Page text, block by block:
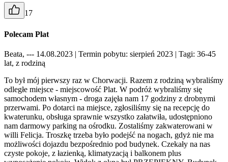
17
Polecam Plat
Beata, --- 14.08.2023 | Termin pobytu: sierpień 2023 | Tagi: 36-45
lat, z rodziną
To był mój pierwszy raz w Chorwacji. Razem z rodziną wybraliśmy
odległe miejsce - miejscowość Plat. W podróż wybraliśmy się
samochodem własnym - droga zajęła nam 17 godziny z drobnymi
przerwami. Po dotarci na miejsce, zgłosiliśmy się na recepcję do
kwaterunku, obsługa sprawnie wszystko załatwiła, udostępniono
nam darmowy parking na ośrodku. Zostaliśmy zakwaterowani w
willi Felicja. Troszkę trzeba było podejść na nogach, gdyż nie ma
możliwości dojazdu bezpośrednio pod budynek. Czekały na nas
czyste pokoje, z łazienką, klimatyzacją i balkonem plus